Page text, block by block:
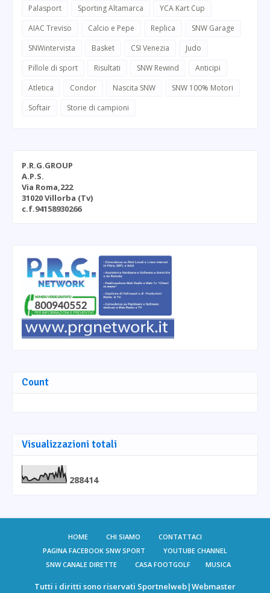
Palasport
Sporting Altamarca
YCA Kart Cup
AIAC Treviso
Calcio e Pepe Replica
SNW Garage
SNWintervista
Basket CSI Venezia
Judo
Pillole di sport
Risultati SNW Rewind
Anticipi
Atletica
Condor Nascita SNW
SNW 100% Motori
Softair
Storie di campioni
P.R.G.GROUP
A.P.S.
Via Roma,222
31020 Villorba (Tv)
c.f.94158930266
Count
Visualizzazioni totali
288414
HOME CHI SIAMO
CONTATTACI
PAGINA FACEBOOK SNW SPORT
YOUTUBE CHANNEL
SNW CANALE DIRETTE
CASA FOOTGOLF MUSICA
Tutti i diritti sono riservati Sportnelweb|Webmaster